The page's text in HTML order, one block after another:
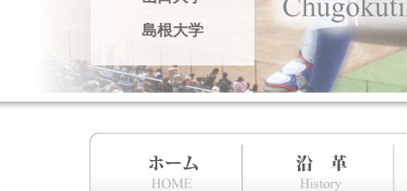
島根大学